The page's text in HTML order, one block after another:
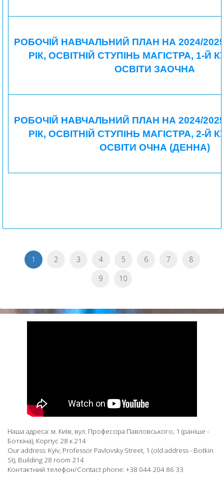
РОБОЧІЙ НАВЧАЛЬНИЙ ПЛАН НА 2024/
РІК, ОСВІТНІЙ СТУПІНЬ МАГІСТРА, 1-Й
ОСВІТИ ЗАОЧНА
РОБОЧІЙ НАВЧАЛЬНИЙ ПЛАН НА 2024/
РІК, ОСВІТНІЙ СТУПІНЬ МАГІСТРА, 2-Й
ОСВІТИ ОЧНА (ДЕННА)
1 2 3 4 5 6 7
8
9
10
Наша адреса: м. Київ, вул. Професора Павловського, 1 (раніше -
Боткіна), Корпус 28 к.214
Our address: Kyiv, Professor Pavlovsky Street, 1 (old address - Botkin
St), Building 28 room 214
Контактний телефон/Contact phone: +38 044 204 86 33